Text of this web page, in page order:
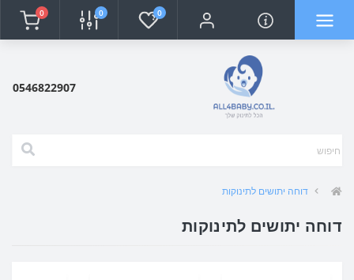
0
0
0
0546822907
דוחה יתושים לתינוקות
דוחה יתושים לתינוקות